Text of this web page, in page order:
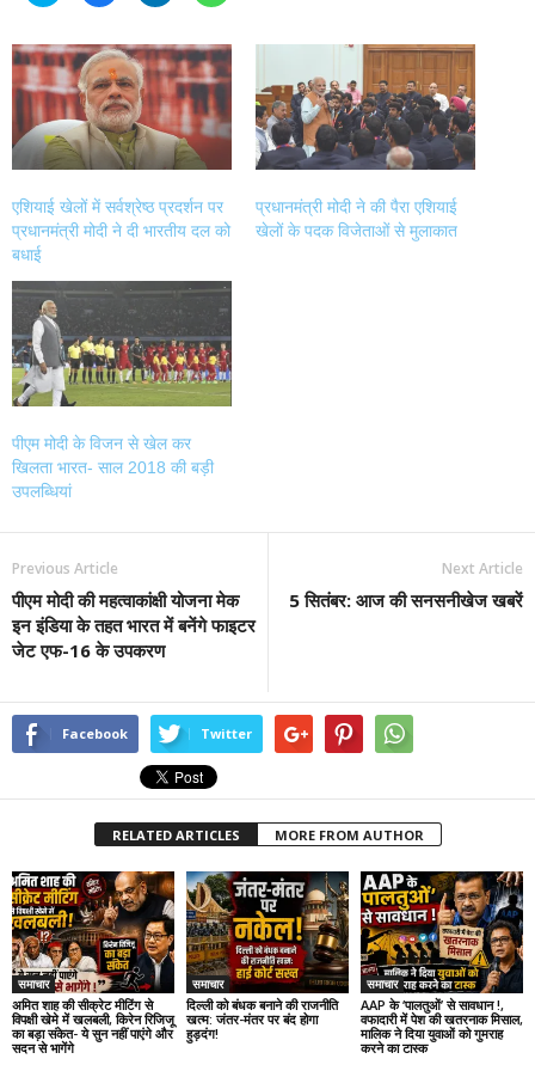
share
Twitter
(Opens
in
new
window)
share
Facebook
(Opens
in
new
window)
share
LinkedIn
(Opens
in
new
window)
WhatsApp
(Opens
in
new
window)
एशियाई खेलों में सर्वश्रेष्ठ प्रदर्शन पर
प्रधानमंत्री मोदी ने दी भारतीय दल को
बधाई
प्रधानमंत्री मोदी ने की पैरा एशियाई
खेलों के पदक विजेताओं से मुलाकात
पीएम मोदी के विजन से खेल कर
खिलता भारत- साल 2018 की बड़ी
उपलब्धियां
Previous Article
पीएम मोदी की महत्वाकांक्षी योजना मेक
इन इंडिया के तहत भारत में बनेंगे फाइटर
जेट एफ-16 के उपकरण
Next Article
5 सितंबर: आज की सनसनीखेज खबरें
Facebook Twitter
RELATED ARTICLES MORE FROM AUTHOR
समाचार
अमित शाह की सीक्रेट मीटिंग से
विपक्षी खेमे में खलबली, किरेन रिजिजू
का बड़ा संकेत- ये सुन नहीं पाएंगे और
सदन से भागेंगे
समाचार
दिल्ली को बंधक बनाने की राजनीति
खत्म: जंतर-मंतर पर बंद होगा
हुड़दंग!
समाचार
AAP के ‘पालतुओं’ से सावधान !,
वफादारी में पेश की खतरनाक मिसाल,
मालिक ने दिया युवाओं को गुमराह
करने का टास्क